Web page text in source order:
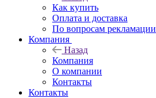
Как купить
Оплата и доставка
По вопросам рекламации
Компания
Назад
Компания
О компании
Контакты
Контакты